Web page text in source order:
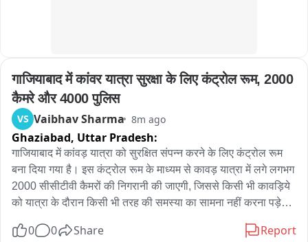
पुलिस और प्रशासन के आला अधिकारी मौके पर मामले की जांच में जुटे।
गाजियाबाद में कांवर यात्रा सुरक्षा के लिए कंट्रोल रूम, 2000
कैमरे और 4000 पुलिस
VS Vaibhav Sharma 8m ago
Ghaziabad, Uttar Pradesh:
गाजियाबाद में कांवड़ यात्रा को सुरक्षित संपन्न करने के लिए कंट्रोल रूम
बना दिया गया है। इस कंट्रोल रूम के माध्यम से कावड़ यात्रा में लगे लगभग
2000 सीसीटीवी कैमरों की निगरानी की जाएगी, जिससे किसी भी कावड़िये
को यात्रा के दौरान किसी भी तरह की समस्या का सामना नहीं करना पड़े।
पर कहीं भी कोई समस्या दिखती है तो तुरंत मौके पर पुलिस कर्मियों को इसकी
0 0 Share Report